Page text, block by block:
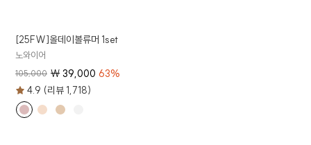
[25FW]올데이볼류머 1set
노와이어
105,000 ₩39,000 63%
4.9 (리뷰 1,718)